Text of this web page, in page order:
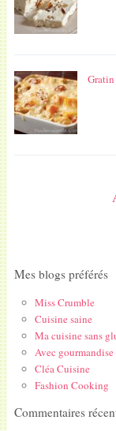
Mes blogs préférés
Miss Crumble
Cuisine saine
Ma cuisine sans
Avec gourmandise
Cléa Cuisine
Fashion Cooking
Commentaires